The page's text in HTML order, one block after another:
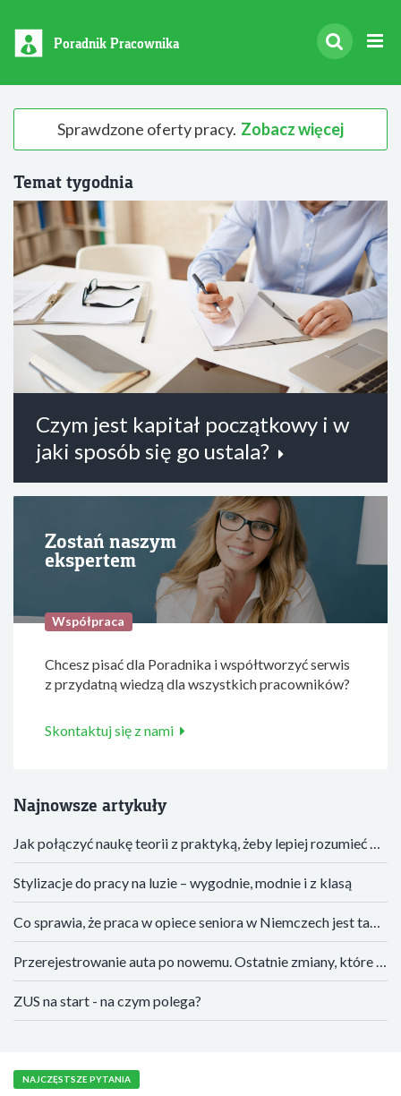
Poradnik Pracownika
Sprawdzone oferty pracy. Zobacz więcej
Temat tygodnia
Czym jest kapitał początkowy i w
jaki sposób się go ustala?
Zostań naszym
ekspertem
Współpraca
Chcesz pisać dla Poradnika i współtworzyć serwis
z przydatną wiedzą dla wszystkich pracowników?
Skontaktuj się z nami
Najnowsze artykuły
Jak połączyć naukę teorii z praktyką, żeby lepiej rozumieć materiał
Stylizacje do pracy na luzie – wygodnie, modnie i z klasą
Co sprawia, że praca w opiece seniora w Niemczech jest tak atrakcyjna?
Przerejestrowanie auta po nowemu. Ostatnie zmiany, które musisz znać
ZUS na start - na czym polega?
NAJCZĘSTSZE PYTANIA